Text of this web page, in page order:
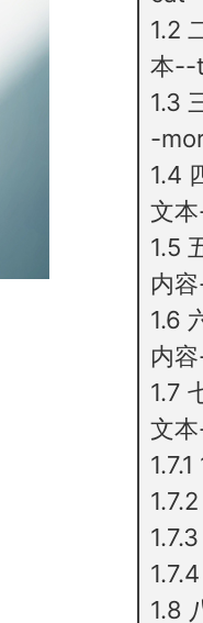
1.2
本--
1.3
-
1.4
文
1.5
内
1.6
内
1.7
文
1.7.1
1.7.2
1.7.3
1.7.4
1.8